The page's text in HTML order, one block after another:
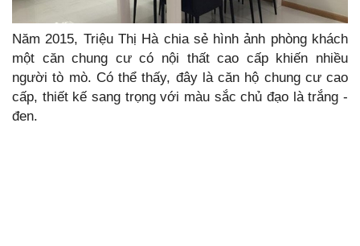
Năm 2015, Triệu Thị Hà chia sẻ hình ảnh phòng khách
một căn chung cư có nội thất cao cấp khiến nhiều
người tò mò. Có thể thấy, đây là căn hộ chung cư cao
cấp, thiết kế sang trọng với màu sắc chủ đạo là trắng -
đen.